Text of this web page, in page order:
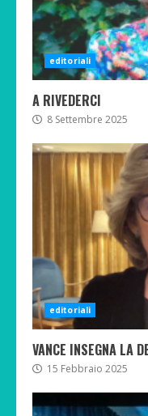
editoriali
A RIVEDERCI
8 Settembre 2025
editoriali
VANCE INSEGNA LA
15 Febbraio 2025